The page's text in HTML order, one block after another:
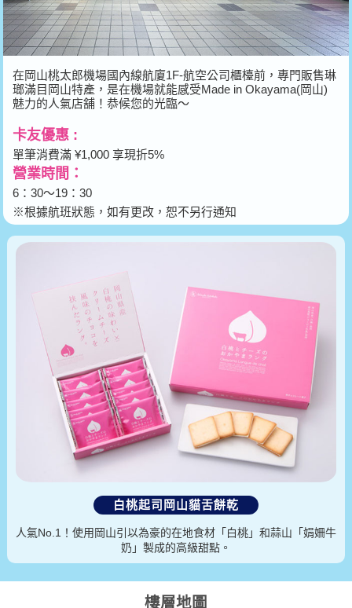
在岡山桃太郎機場國內線航廈1F-航空公司櫃檯前，專門販售琳
瑯滿目岡山特產，是在機場就能感受Made in Okayama(岡山)
魅力的人氣店舖！恭候您的光臨～
卡友優惠 :
單筆消費滿 ¥1,000 享現折5%
營業時間：
6：30～19：30
※根據航班狀態，如有更改，恕不另行通知
白桃起司岡山貓舌餅乾
人氣No.1！使用岡山引以為豪的在地食材「白桃」和蒜山「娟姍牛
奶」製成的高級甜點。
樓層地圖